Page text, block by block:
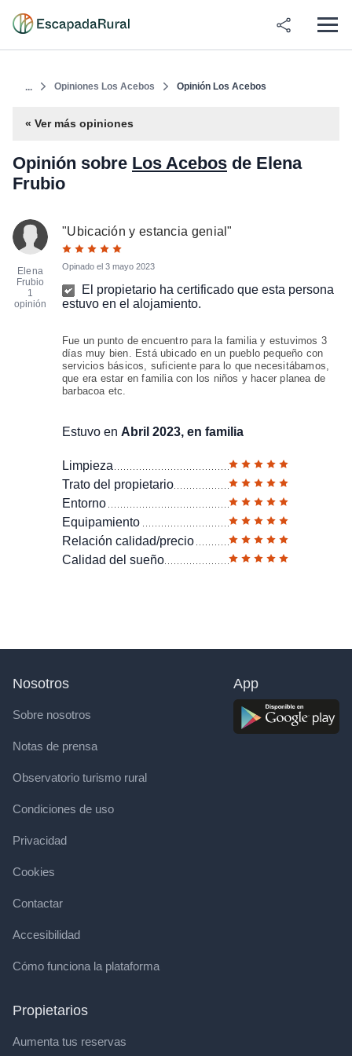
... Opiniones Los Acebos Opinión Los Acebos
« Ver más opiniones
Opinión sobre Los Acebos de Elena
Frubio
Elena
Frubio
1
opinión
"Ubicación y estancia genial"
Opinado el 3 mayo 2023
El propietario ha certificado que esta persona
estuvo en el alojamiento.
Fue un punto de encuentro para la familia y estuvimos 3
días muy bien. Está ubicado en un pueblo pequeño con
servicios básicos, suficiente para lo que necesitábamos,
que era estar en familia con los niños y hacer planea de
barbacoa etc.
Estuvo en Abril 2023, en familia
Limpieza
Trato del propietario
Entorno
Equipamiento
Relación calidad/precio
Calidad del sueño
Nosotros
Sobre nosotros
Notas de prensa
Observatorio turismo rural
Condiciones de uso
Privacidad
Cookies
Contactar
Accesibilidad
Cómo funciona la plataforma
Propietarios
Aumenta tus reservas
App